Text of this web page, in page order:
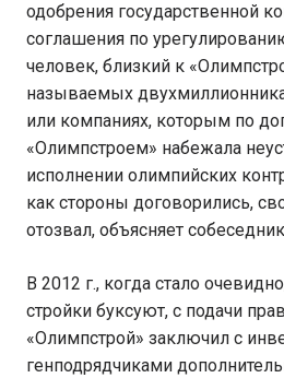
одобрения государственной
соглашения по
человек, близкий к
называемых
или компаниях, которым по
«Олимпстроем» набежала
исполнении олимпийских
как стороны договорились,
отозвал, объясняет
В 2012 г., когда стало
стройки буксуют, с подачи
«Олимпстрой» заключил с
генподрядчиками